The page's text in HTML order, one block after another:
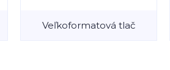
Veľkoformatová tlač